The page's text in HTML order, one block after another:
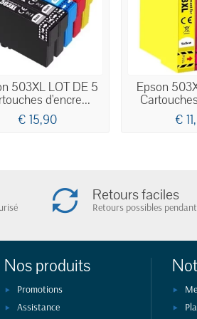
503XL LOT DE 5
d'encre...
€ 15,90
Epson
€
Retours faciles
Retours possibles
Nos produits
Promotions
Assistance